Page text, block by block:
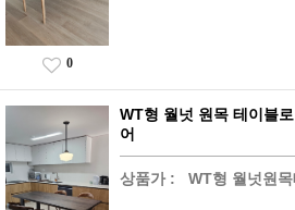
0
WT형 월넛 원목 테이블
어
상품가 : WT형 월넛원